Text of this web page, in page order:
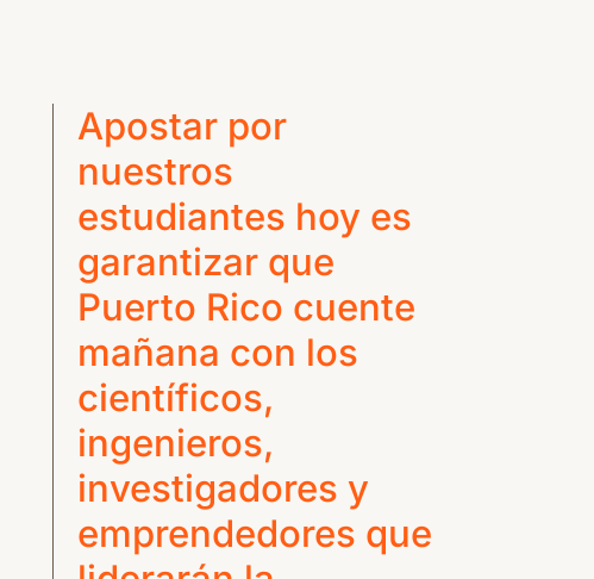
Apostar por
nuestros
estudiantes hoy es
garantizar que
Puerto Rico cuente
mañana con los
científicos,
ingenieros,
investigadores y
emprendedores que